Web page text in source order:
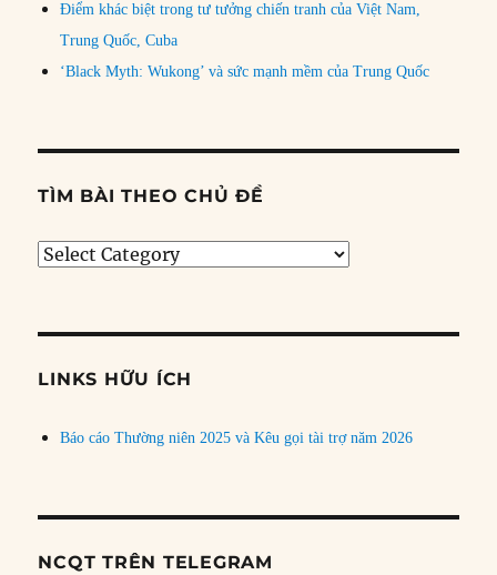
Điểm khác biệt trong tư tưởng chiến tranh của Việt Nam,
Trung Quốc, Cuba
‘Black Myth: Wukong’ và sức mạnh mềm của Trung Quốc
TÌM BÀI THEO CHỦ ĐỀ
Tìm
đề
LINKS HỮU ÍCH
Báo cáo Thường niên 2025 và Kêu gọi tài trợ năm 2026
NCQT TRÊN TELEGRAM